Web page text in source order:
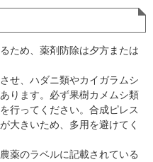
ため、薬剤防除は夕方または
せ、ハダニ類やカイガラムシ
ります。必ず果樹カメムシ類
行ってください。合成ピレス
大きいため、多用を避けてく
薬のラベルに記載されている